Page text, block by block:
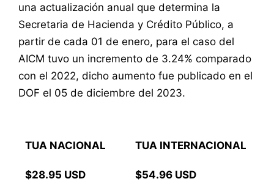
una actualización anual que determina la
Secretaria de Hacienda y Crédito Público, a
partir de cada 01 de enero, para el caso del
AICM tuvo un incremento de 3.24% comparado
con el 2022, dicho aumento fue publicado en el
DOF el 05 de diciembre del 2023.
TUA NACIONAL TUA INTERNACIONAL
$28.95 USD $54.96 USD